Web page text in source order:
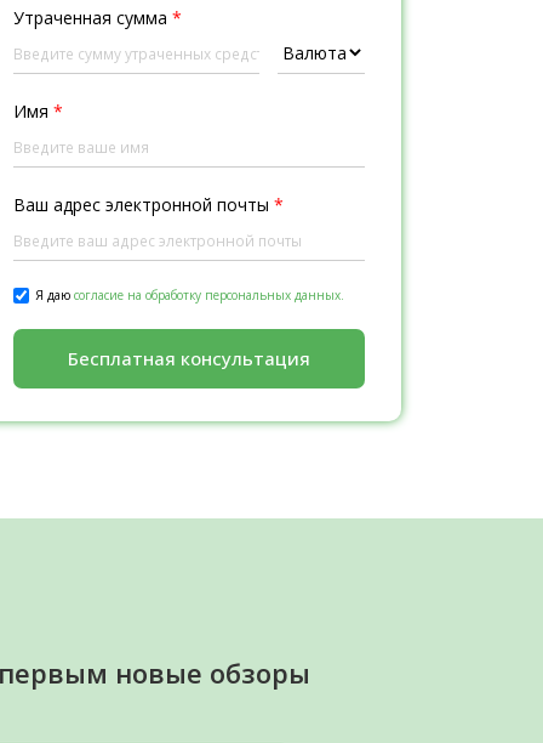
Утраченная сумма *
Имя *
Ваш адрес электронной почты *
Я даю согласие на обработку персональных данных.
Бесплатная консультация
новые обзоры